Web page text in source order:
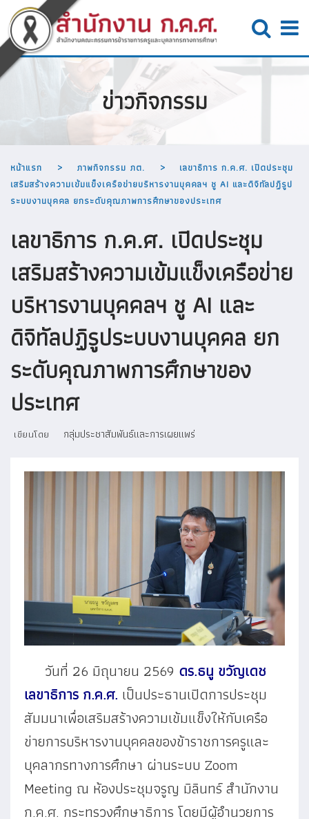
ข่าวกิจกรรม
หน้าแรก ภาพกิจกรรม ภต.
เลขาธิการ ก.ค.ศ. เปิดประชุม
เสริมสร้างความเข้มแข็งเครือข่ายบริหารงานบุคคลฯ ชู AI และดิจิทัลปฏิรูป
ระบบงานบุคคล ยกระดับคุณภาพการศึกษาของประเทศ
เลขาธิการ ก.ค.ศ. เปิดประชุม
เสริมสร้างความเข้มแข็งเครือข่าย
บริหารงานบุคคลฯ ชู AI และ
ดิจิทัลปฏิรูประบบงานบุคคล ยก
ระดับคุณภาพการศึกษาของ
ประเทศ
เขียนโดย กลุ่มประชาสัมพันธ์และการเผยแพร่
วันที่ 26 มิถุนายน 2569 ดร.ธนู ขวัญเดช
เลขาธิการ ก.ค.ศ. เป็นประธานเปิดการประชุม
สัมมนาเพื่อเสริมสร้างความเข้มแข็งให้กับเครือ
ข่ายการบริหารงานบุคคลของข้าราชการครูและ
บุคลากรทางการศึกษา ผ่านระบบ Zoom
Meeting ณ ห้องประชุมจรูญ มิลินทร์ สำนักงาน
ก.ค.ศ. กระทรวงศึกษาธิการ โดยมีผู้อำนวยการ